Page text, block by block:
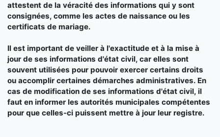
attestent de la véracité des informations qui y sont
consignées, comme les actes de naissance ou les
certificats de mariage.
Il est important de veiller à l'exactitude et à la mise à
jour de ses informations d'état civil, car elles sont
souvent utilisées pour pouvoir exercer certains droits
ou accomplir certaines démarches administratives. En
cas de modification de ses informations d'état civil, il
faut en informer les autorités municipales compétentes
pour que celles-ci puissent mettre à jour leur registre.